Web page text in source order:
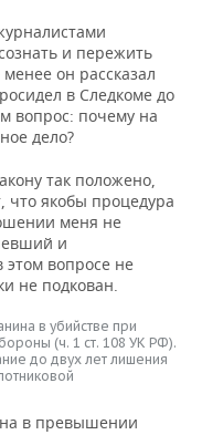
и пережить
он рассказал
в Следкоме до
вопрос: почему на
дело?
так положено,
что якобы процедура
меня не
и
этом вопросе не
не подкован.
в убийстве при
(ч. 1 ст. 108 УК РФ).
до двух лет лишения
в превышении